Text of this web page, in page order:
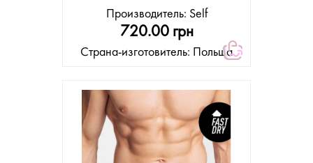
Производитель: Self
720.00 грн
Страна-изготовитель: Польша